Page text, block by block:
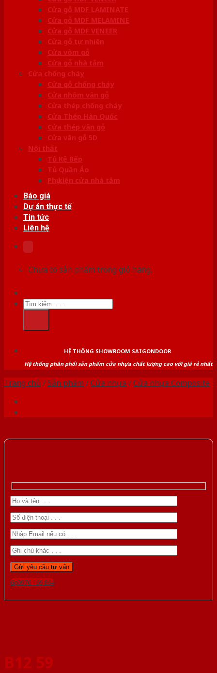
Cửa gỗ MDF LAMINATE
Cửa gỗ MDF MELAMINE
Cửa gỗ MDF VENEER
Cửa gỗ tự nhiên
Cửa vòm gỗ
Cửa gỗ nhà tắm
Cửa chống cháy
Cửa gỗ chống cháy
Cửa nhôm vân gỗ
Cửa thép chống cháy
Cửa Thép Hàn Quốc
Cửa thép vân gỗ
Cửa vân gỗ 5D
Nội thất
Tủ Kệ Bếp
Tủ Quần Áo
Phụ kiện cửa nhà tắm
Báo giá
Dự án thực tế
Tin tức
Liên hệ
Chưa có sản phẩm trong giỏ hàng.
Tìm
kiếm:
HỆ THỐNG SHOWROOM SAIGONDOOR
Hệ thống phân phối sản phẩm cửa nhựa chất lượng cao với giá rẻ nhất
Trang chủ /Sản phẩm /Cửa nhựa /Cửa nhựa Composite
Gọi 0976.169.864
B12 59